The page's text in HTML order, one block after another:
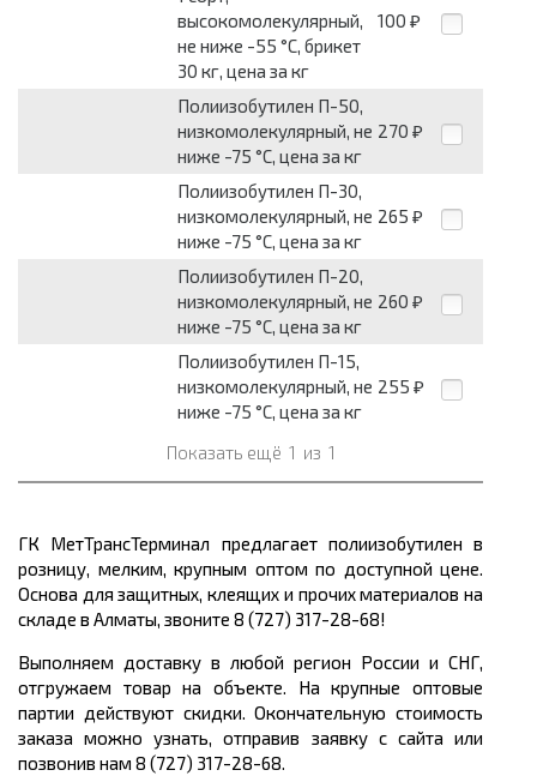
высокомолекулярный,
не ниже -55 °C, брикет
30 кг, цена за кг
100 ₽
Полиизобутилен П-50,
низкомолекулярный, не
ниже -75 °С, цена за кг
270 ₽
Полиизобутилен П-30,
низкомолекулярный, не
ниже -75 °С, цена за кг
265 ₽
Полиизобутилен П-20,
низкомолекулярный, не
ниже -75 °С, цена за кг
260 ₽
Полиизобутилен П-15,
низкомолекулярный, не
ниже -75 °С, цена за кг
255 ₽
Показать ещё 1 из 1
ГК МетТрансТерминал предлагает полиизобутилен в
розницу, мелким, крупным оптом по доступной цене.
Основа для защитных, клеящих и прочих материалов на
складе в Алматы, звоните 8 (727) 317-28-68!
Выполняем доставку в любой регион России и СНГ,
отгружаем товар на объекте. На крупные оптовые
партии действуют скидки. Окончательную стоимость
заказа можно узнать, отправив заявку с сайта или
позвонив нам 8 (727) 317-28-68.